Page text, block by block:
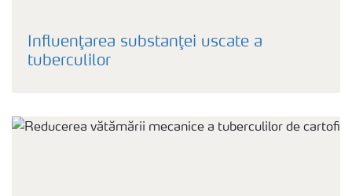
Influenţarea substanţei uscate a
tuberculilor